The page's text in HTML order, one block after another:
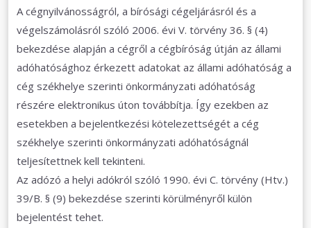
A cégnyilvánosságról, a bírósági cégeljárásról és a
végelszámolásról szóló 2006. évi V. törvény 36. § (4)
bekezdése alapján a cégről a cégbíróság útján az állami
adóhatósághoz érkezett adatokat az állami adóhatóság a
cég székhelye szerinti önkormányzati adóhatóság
részére elektronikus úton továbbítja. Így ezekben az
esetekben a bejelentkezési kötelezettségét a cég
székhelye szerinti önkormányzati adóhatóságnál
teljesítettnek kell tekinteni.
Az adózó a helyi adókról szóló 1990. évi C. törvény (Htv.)
39/B. § (9) bekezdése szerinti körülményről külön
bejelentést tehet.